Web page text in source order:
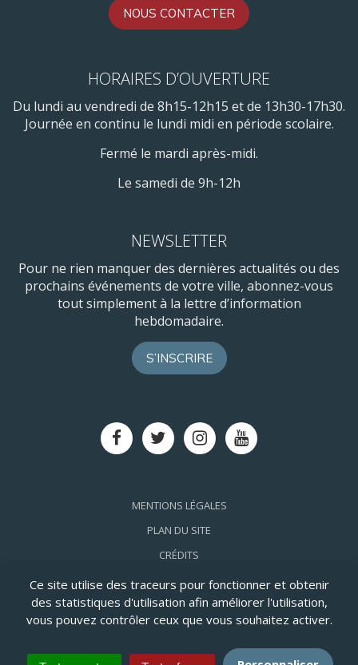
Ce site utilise des traceurs pour fonctionner et obtenir
des statistiques d'utilisation afin améliorer l'utilisation,
vous pouvez contrôler ceux que vous souhaitez activer.
NOUS CONTACTER
HORAIRES D’OUVERTURE
Du lundi au vendredi de 8h15-12h15 et de 13h30-17h30.
Journée en continu le lundi midi en période scolaire.
Fermé le mardi après-midi.
Le samedi de 9h-12h
NEWSLETTER
Pour ne rien manquer des dernières actualités ou des
prochains événements de votre ville, abonnez-vous
tout simplement à la lettre d’information
hebdomadaire.
S’INSCRIRE
Lien
vers
Facebook
Lien
vers
Twitter
Lien
vers
Instagram
Lien
vers
MENTIONS LÉGALES
PLAN DU SITE
CRÉDITS
ACCESSIBILITÉ: PARTIELLEMENT CONFORME